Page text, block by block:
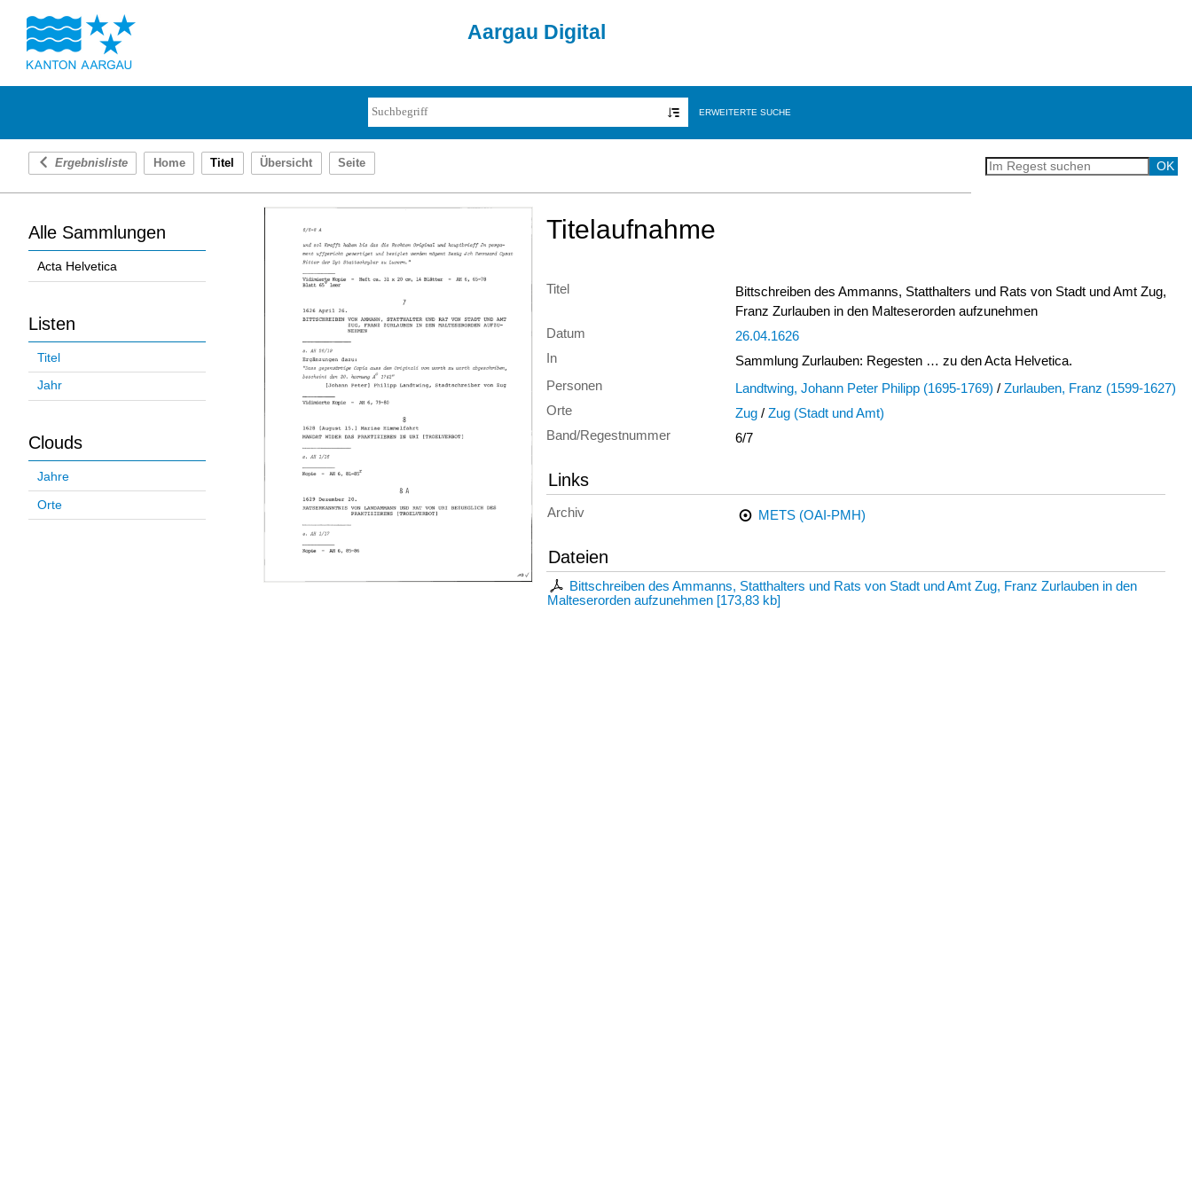
Aargau Digital
ERWEITERTE SUCHE
Ergebnisliste Home Titel Übersicht Seite
Alle Sammlungen
Acta Helvetica
Listen
Titel
Jahr
Clouds
Jahre
Orte
Titelaufnahme
Titel
Bittschreiben des Ammanns, Statthalters und Rats von Stadt und Amt Zug,
Franz Zurlauben in den Malteserorden aufzunehmen
Datum
26.04.1626
In
Sammlung Zurlauben: Regesten … zu den Acta Helvetica.
Personen
Landtwing, Johann Peter Philipp (1695-1769) / Zurlauben, Franz (1599-1627)
Orte
Zug / Zug (Stadt und Amt)
Band/Regestnummer
6/7
Links
Archiv METS (OAI-PMH)
Dateien
Bittschreiben des Ammanns, Statthalters und Rats von Stadt und Amt Zug, Franz Zurlauben in den
Malteserorden aufzunehmen [173,83 kb]